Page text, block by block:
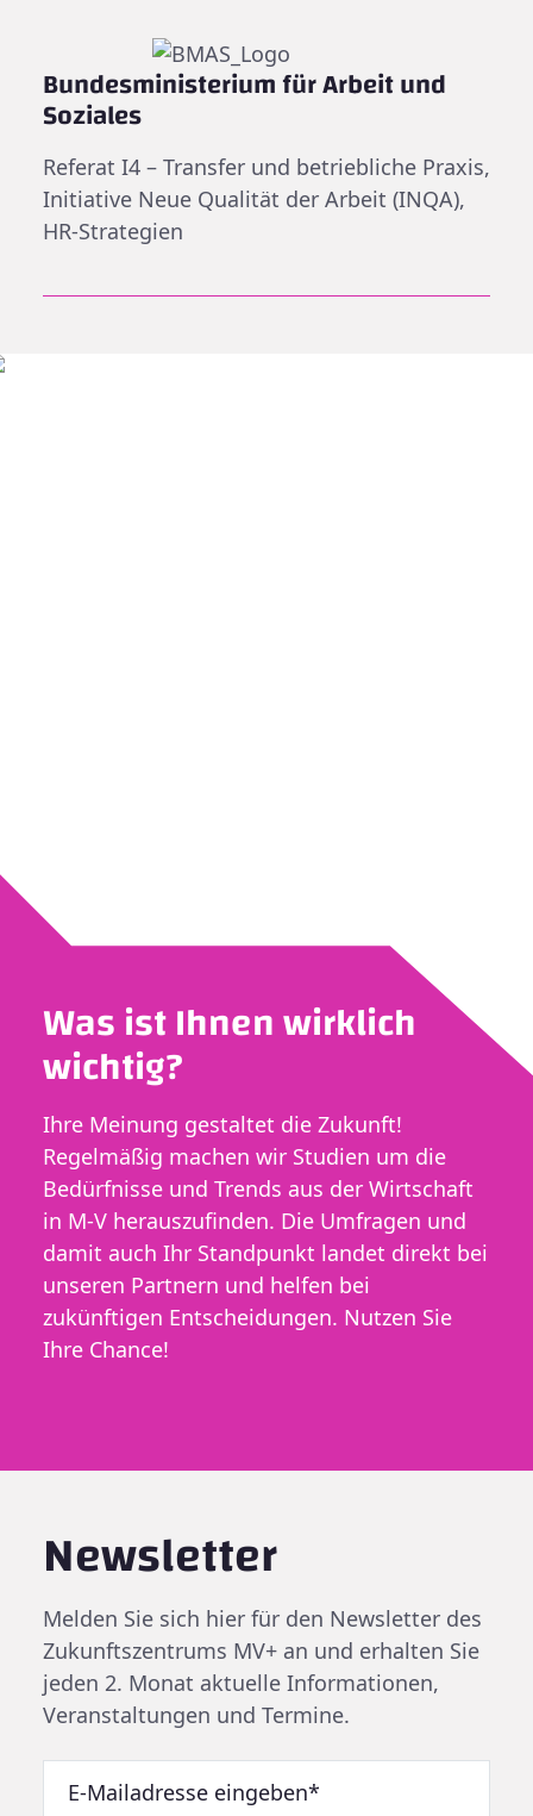
Bundesministerium für Arbeit und
Soziales
Referat I4 – Transfer und betriebliche Praxis,
Initiative Neue Qualität der Arbeit (INQA),
HR-Strategien
Was ist Ihnen wirklich
wichtig?
Ihre Meinung gestaltet die Zukunft!
Regelmäßig machen wir Studien um die
Bedürfnisse und Trends aus der Wirtschaft
in M-V herauszufinden. Die Umfragen und
damit auch Ihr Standpunkt landet direkt bei
unseren Partnern und helfen bei
zukünftigen Entscheidungen. Nutzen Sie
Ihre Chance!
Newsletter
Melden Sie sich hier für den Newsletter des
Zukunftszentrums MV+ an und erhalten Sie
jeden 2. Monat aktuelle Informationen,
Veranstaltungen und Termine.